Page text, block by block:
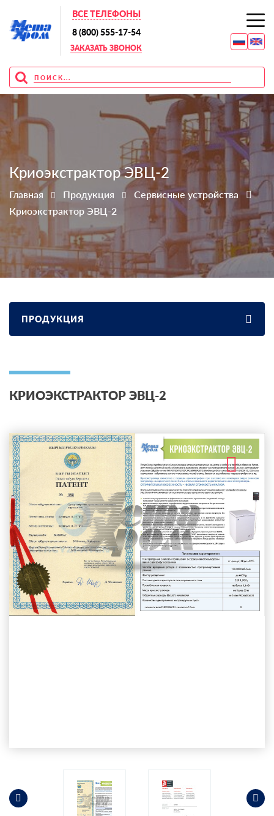
ВСЕ ТЕЛЕФОНЫ
8 (800) 555-17-54
ЗАКАЗАТЬ ЗВОНОК
Криоэкстрактор ЭВЦ-2
Главная Продукция
Сервисные устройства
Криоэкстрактор ЭВЦ-2
ПРОДУКЦИЯ
КРИОЭКСТРАКТОР ЭВЦ-2